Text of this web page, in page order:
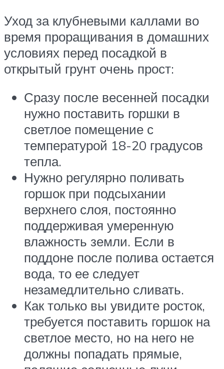
Уход за клубневыми каллами во
время проращивания в домашних
условиях перед посадкой в
открытый грунт очень прост:
Сразу после весенней посадки
нужно поставить горшки в
светлое помещение с
температурой 18-20 градусов
тепла.
Нужно регулярно поливать
горшок при подсыхании
верхнего слоя, постоянно
поддерживая умеренную
влажность земли. Если в
поддоне после полива остается
вода, то ее следует
незамедлительно сливать.
Как только вы увидите росток,
требуется поставить горшок на
светлое место, но на него не
должны попадать прямые,